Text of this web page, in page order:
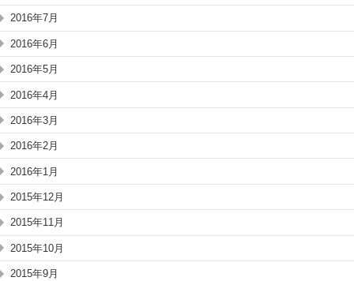
2016年7月
2016年6月
2016年5月
2016年4月
2016年3月
2016年2月
2016年1月
2015年12月
2015年11月
2015年10月
2015年9月